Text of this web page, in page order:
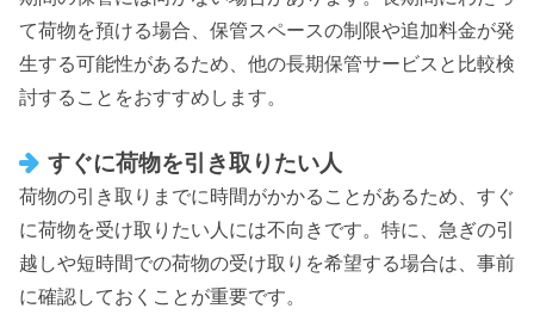
て荷物を預ける場合、保管スペースの制限や追加料金が発
生する可能性があるため、他の長期保管サービスと比較検
討することをおすすめします。
すぐに荷物を引き取りたい人
荷物の引き取りまでに時間がかかることがあるため、すぐ
に荷物を受け取りたい人には不向きです。特に、急ぎの引
越しや短時間での荷物の受け取りを希望する場合は、事前
に確認しておくことが重要です。